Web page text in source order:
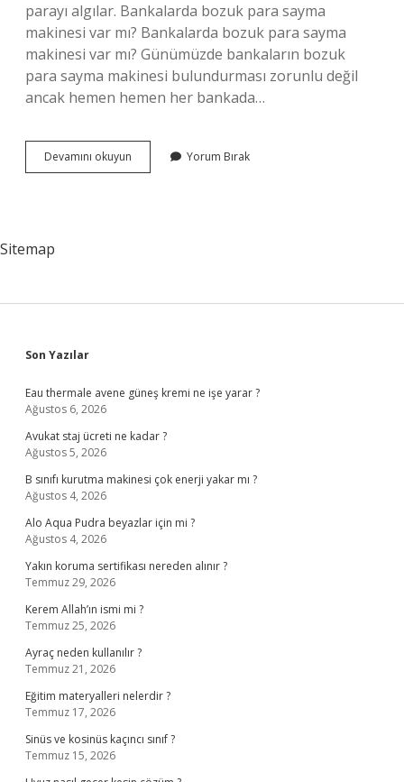
parayı algılar. Bankalarda bozuk para sayma
makinesi var mı? Bankalarda bozuk para sayma
makinesi var mı? Günümüzde bankaların bozuk
para sayma makinesi bulundurması zorunlu değil
ancak hemen hemen her bankada…
Devamını okuyun
Sayma
Yorum Bırak
Sitemap
Sidebar
Son Yazılar
Eau thermale avene güneş kremi ne işe yarar ?
Ağustos 6, 2026
Avukat staj ücreti ne kadar ?
Ağustos 5, 2026
B sınıfı kurutma makinesi çok enerji yakar mı ?
Ağustos 4, 2026
Alo Aqua Pudra beyazlar için mi ?
Ağustos 4, 2026
Yakın koruma sertifikası nereden alınır ?
Temmuz 29, 2026
Kerem Allah’ın ismi mi ?
Temmuz 25, 2026
Ayraç neden kullanılır ?
Temmuz 21, 2026
Eğitim materyalleri nelerdir ?
Temmuz 17, 2026
Sinüs ve kosinüs kaçıncı sınıf ?
Temmuz 15, 2026